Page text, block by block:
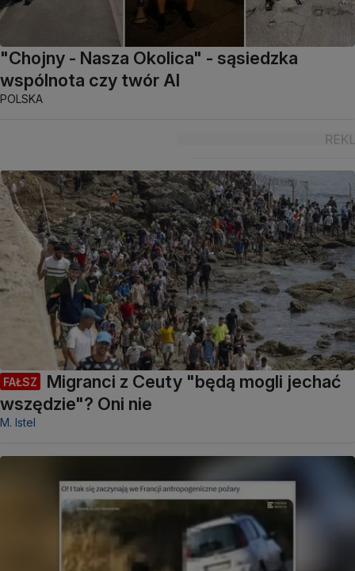
"Chojny - Nasza Okolica" - sąsiedzka
wspólnota czy twór AI
POLSKA
FAŁSZ
Migranci z Ceuty "będą mogli jechać
wszędzie"? Oni nie
M. Istel